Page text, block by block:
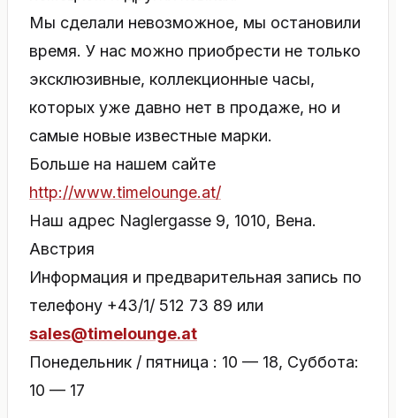
Мы сделали невозможное, мы остановили
время. У нас можно приобрести не только
эксклюзивные, коллекционные часы,
которых уже давно нет в продаже, но и
самые новые известные марки.
Больше на нашем сайте
http://www.timelounge.at/
Наш адрес Naglergasse 9, 1010, Вена.
Австрия
Информация и предварительная запись по
телефону +43/1/ 512 73 89 или
sales@timelounge.at
Понедельник / пятница : 10 — 18, Суббота:
10 — 17